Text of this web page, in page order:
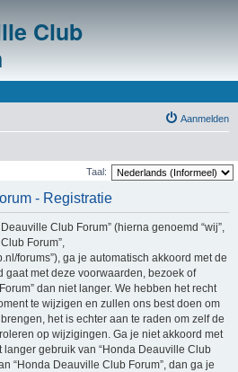
Club
Aanmelden
Taal:
- Registratie
Club Forum” (hierna genoemd “wij”,
Forum”,
forums”), ga je automatisch akkoord met de
gaat met deze voorwaarden, bezoek of
dan niet langer. We hebben het recht
te wijzigen en zullen ons best doen om
het is echter aan te raden om zelf de
op wijzigingen. Ga je niet akkoord met
gebruik van “Honda Deauville Club
“Honda Deauville Club Forum”, dan ga je